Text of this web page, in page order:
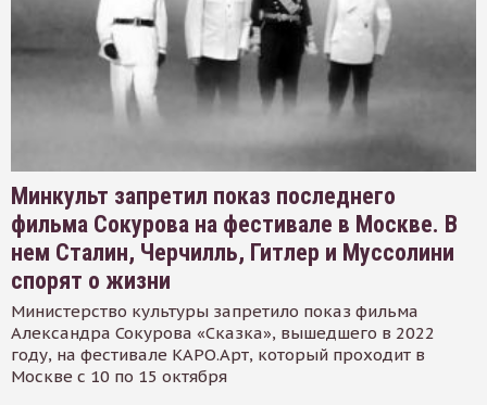
Минкульт запретил показ последнего
фильма Сокурова на фестивале в Москве. В
нем Сталин, Черчилль, Гитлер и Муссолини
спорят о жизни
Министерство культуры запретило показ фильма
Александра Сокурова «Сказка», вышедшего в 2022
году, на фестивале КАРО.Арт, который проходит в
Москве с 10 по 15 октября